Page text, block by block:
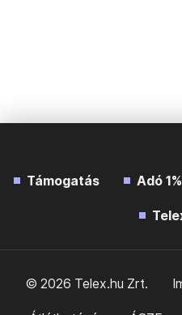
Támogatás Adó
© 2026 Telex.hu Zrt.